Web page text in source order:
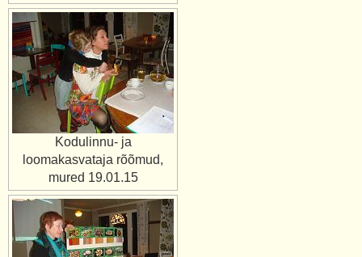
Kodulinnu- ja
loomakasvataja rõõmud,
mured 19.01.15